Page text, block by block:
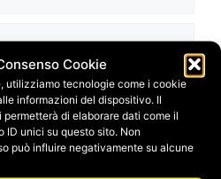
Cookie
utilizziamo tecnologie come i cookie
informazioni del dispositivo. Il
di elaborare dati come il
ID unici su questo sito. Non
può influire negativamente su alcune
e sito web in questo
volta che